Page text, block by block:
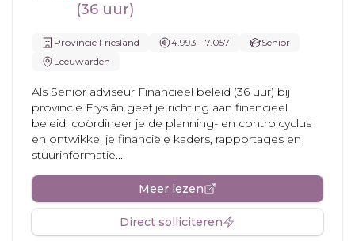
(36 uur)
Provincie Friesland 4.993 - 7.057
Senior
Leeuwarden
Als Senior adviseur Financieel beleid (36 uur) bij
provincie Fryslân geef je richting aan financieel
beleid, coördineer je de planning- en controlcyclus
en ontwikkel je financiële kaders, rapportages en
stuurinformatie...
Meer lezen
Direct solliciteren